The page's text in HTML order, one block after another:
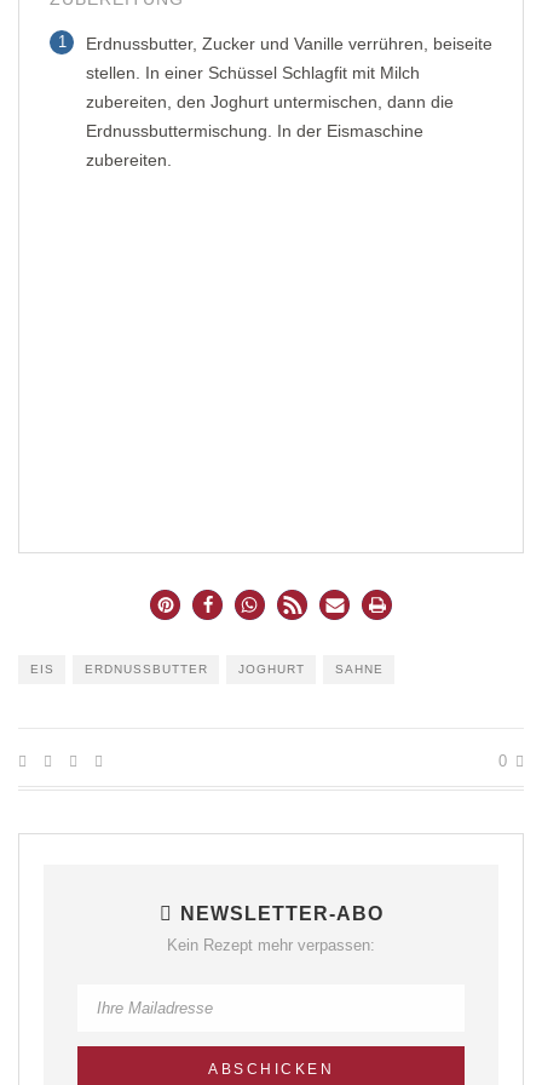
1
Erdnussbutter, Zucker und Vanille verrühren, beiseite
stellen. In einer Schüssel Schlagfit mit Milch
zubereiten, den Joghurt untermischen, dann die
Erdnussbuttermischung. In der Eismaschine
zubereiten.
EIS ERDNUSSBUTTER JOGHURT SAHNE
0
NEWSLETTER-ABO
Kein Rezept mehr verpassen: